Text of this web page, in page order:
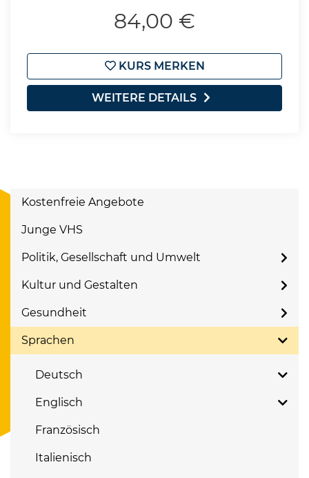
84,00 €
KURS MERKEN
WEITERE DETAILS
Kostenfreie Angebote
Junge VHS
Politik, Gesellschaft und Umwelt
Kultur und Gestalten
Gesundheit
Sprachen
Deutsch
Englisch
Französisch
Italienisch